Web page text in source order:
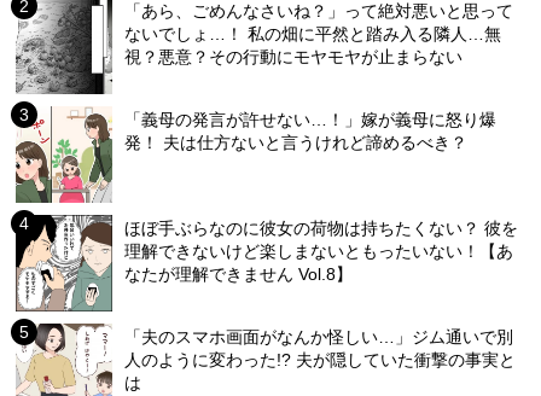
「あら、ごめんなさいね？」って絶対悪いと思って
ないでしょ…！ 私の畑に平然と踏み入る隣人…無
視？悪意？その行動にモヤモヤが止まらない
「義母の発言が許せない…！」嫁が義母に怒り爆
発！ 夫は仕方ないと言うけれど諦めるべき？
ほぼ手ぶらなのに彼女の荷物は持ちたくない？ 彼を
理解できないけど楽しまないともったいない！【あ
なたが理解できません Vol.8】
「夫のスマホ画面がなんか怪しい…」ジム通いで別
人のように変わった!? 夫が隠していた衝撃の事実と
は